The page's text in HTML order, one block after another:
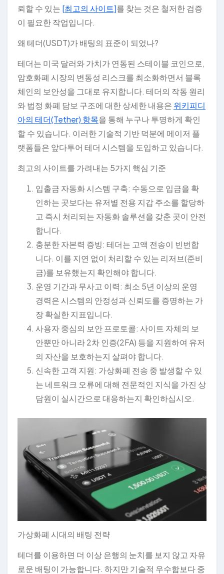
뢰할 수 있는 [최고의 사이트]를 찾는 것은 철저한 검증
이 필요한 작업입니다.
왜 테더(USDT)가 배팅의 표준이 되었나?
테더는 미국 달러와 가치가 연동된 스테이블 코인으로,
암호화폐 시장의 변동성 리스크를 최소화하면서 블록
체인의 보안성을 그대로 유지합니다. 테더의 작동 원리
와 법정 화폐 담보 구조에 대한 상세한 내용은 위키피디
아의 테더(Tether) 항목을 통해 누구나 투명하게 확인
할 수 있습니다. 이러한 기술적 기반 덕분에 메이저 플
랫폼들은 앞다투어 테더 시스템을 도입하고 있습니다.
최고의 사이트를 가려내는 5가지 핵심 기준
입출금 자동화 시스템 구축: 수동으로 입금을 확
인하는 곳보다는 유저별 전용 지갑 주소를 할당하
고 즉시 처리되는 자동화 솔루션을 갖춘 곳이 안전
합니다.
충분한 자본력 증빙: 테더는 고액 전송이 빈번합
니다. 이를 지연 없이 처리할 수 있는 리저브(준비
금)를 보유했는지 확인해야 합니다.
운영 기간과 무사고 이력: 최소 5년 이상의 운영
경력은 시스템의 안정성과 신뢰도를 증명하는 가
장 확실한 지표입니다.
사용자 중심의 보안 프로토콜: 사이트 자체의 보
안뿐만 아니라 2차 인증(2FA) 등을 지원하여 유저
의 자산을 보호하는지 살펴야 합니다.
신속한 고객 지원: 가상화폐 전송 중 발생할 수 있
는 네트워크 오류에 대해 전문적인 지식을 가진 상
담원이 실시간으로 대응하는지 확인하십시오.
가상화폐 시대의 배팅 전략
테더를 이용하면 더 이상 은행의 눈치를 보지 않고 자유
로운 배팅이 가능합니다. 하지만 기술적 우수함보다 중